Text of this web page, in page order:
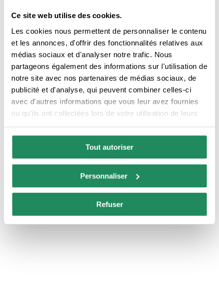
Ce site web utilise des cookies.
Les cookies nous permettent de personnaliser le contenu
et les annonces, d'offrir des fonctionnalités relatives aux
médias sociaux et d'analyser notre trafic. Nous
partageons également des informations sur l'utilisation de
notre site avec nos partenaires de médias sociaux, de
publicité et d'analyse, qui peuvent combiner celles-ci
avec d'autres informations que vous leur avez fournies
ou qu'ils ont collectées lors de votre utilisation de leurs
services.
Tout autoriser
Personnaliser
Refuser
Réception 24h
Nº RTC:HG-000950
SERVICES DE CHAMBRE
Chambres climatisées TV dans la chambre
Produits d'hygiène
personnelle
Chambres avec
connexion Internet
Service sûr